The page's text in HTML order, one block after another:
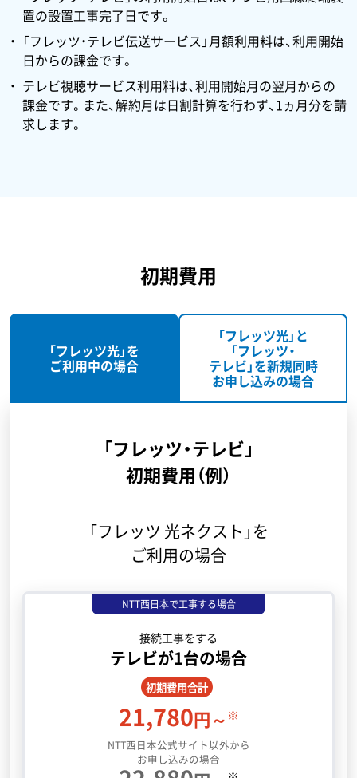
置の設置工事完了日です。
「フレッツ・テレビ伝送サービス」月額利用料は、利用開始
日からの課金です。
テレビ視聴サービス利用料は、利用開始月の翌月からの
課金です。また、解約月は日割計算を行わず、1ヵ月分を請
求します。
初期費用
「フレッツ光」を
ご利用中の場合
「フレッツ光」と
「フレッツ・
テレビ」を新規同時
お申し込みの場合
「フレッツ・テレビ」
初期費用（例）
「フレッツ 光ネクスト」を
ご利用の場合
NTT西日本で工事する場合
接続工事をする
テレビが1台の場合
初期費用合計
21,780円～ ※
NTT西日本公式サイト以外から
お申し込みの場合